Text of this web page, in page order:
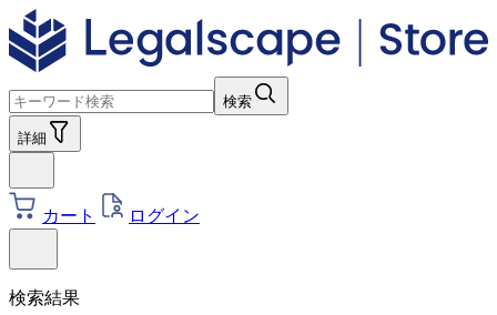
検索
詳細
カート ログイン
検索結果